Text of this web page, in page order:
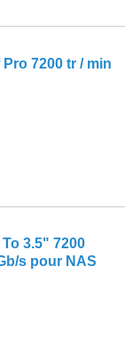
7200 tr / min
3.5" 7200
s pour NAS